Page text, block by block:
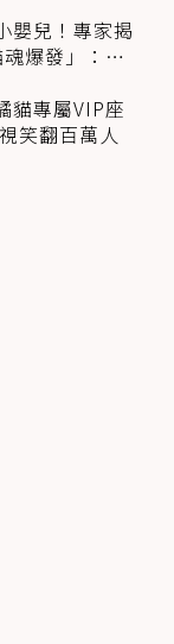
嬰兒！專家揭
爆發」：本
貓專屬VIP座
笑翻百萬人